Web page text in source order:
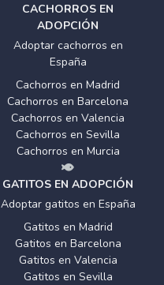
CACHORROS EN
ADOPCIÓN
Adoptar cachorros en
España
Cachorros en Madrid
Cachorros en Barcelona
Cachorros en Valencia
Cachorros en Sevilla
Cachorros en Murcia
GATITOS EN ADOPCIÓN
Adoptar gatitos en España
Gatitos en Madrid
Gatitos en Barcelona
Gatitos en Valencia
Gatitos en Sevilla